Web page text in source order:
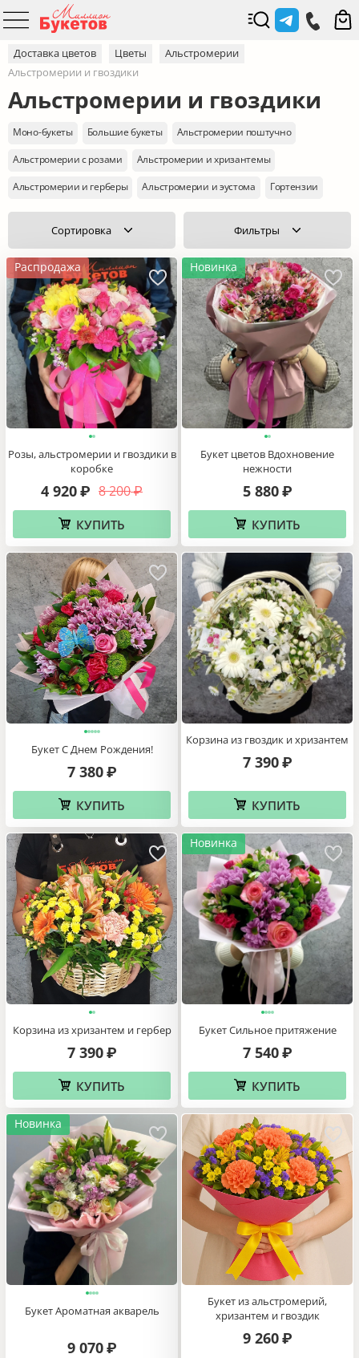
Доставка цветов Цветы
Альстромерии
Альстромерии и гвоздики
Альстромерии и гвоздики
Моно-букеты Большие букеты
Альстромерии поштучно
Альстромерии с розами
Альстромерии и хризантемы
Альстромерии и герберы
Альстромерии и эустома Гортензии
Сортировка Фильтры
Распродажа
Розы, альстромерии и гвоздики в
коробке
8 200 ₽
4 920₽
КУПИТЬ
Новинка
Букет цветов Вдохновение
нежности
5 880 ₽
КУПИТЬ
Букет С Днем Рождения!
7 380 ₽
КУПИТЬ
Корзина из гвоздик и хризантем
7 390 ₽
КУПИТЬ
Корзина из хризантем и гербер
7 390 ₽
КУПИТЬ
Новинка
Букет Сильное притяжение
7 540 ₽
КУПИТЬ
Новинка
Букет Ароматная акварель
9 070 ₽
Букет из альстромерий,
хризантем и гвоздик
9 260 ₽